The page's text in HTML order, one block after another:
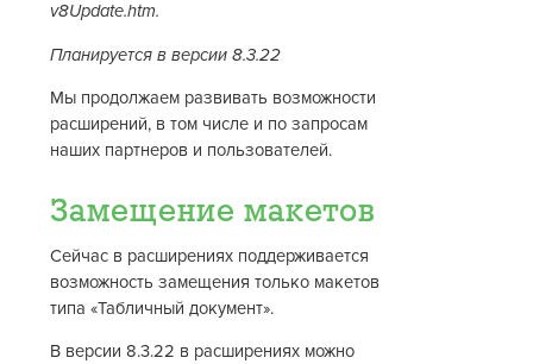
v8Update.htm.
Планируется в версии 8.3.22
Мы продолжаем развивать возможности
расширений, в том числе и по запросам
наших партнеров и пользователей.
Замещение макетов
Сейчас в расширениях поддерживается
возможность замещения только макетов
типа «Табличный документ».
В версии 8.3.22 в расширениях можно